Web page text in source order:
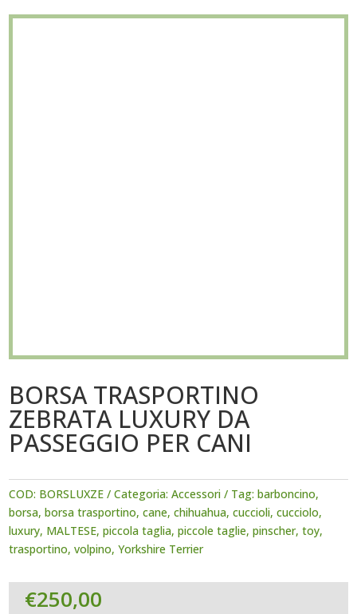
BORSA TRASPORTINO
ZEBRATA LUXURY DA
PASSEGGIO PER CANI
COD: BORSLUXZE Categoria:Accessori Tag:barboncino,
borsa,borsa trasportino,cane,chihuahua,cuccioli,cucciolo,
luxury, MALTESE,piccola taglia,piccole taglie,pinscher,toy,
trasportino,volpino,Yorkshire Terrier
€250,00